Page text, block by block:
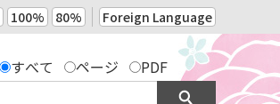
100% 80% Foreign Language
すべて ページ PDF